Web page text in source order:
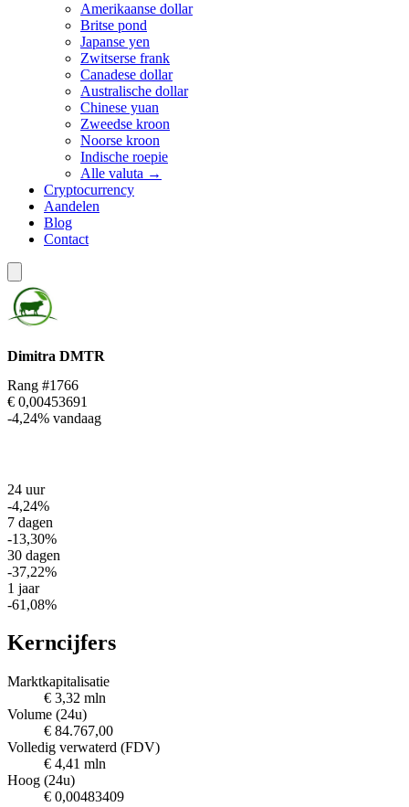
Amerikaanse dollar
Britse pond
Japanse yen
Zwitserse frank
Canadese dollar
Australische dollar
Chinese yuan
Zweedse kroon
Noorse kroon
Indische roepie
Alle valuta →
Cryptocurrency
Aandelen
Blog
Contact
Dimitra DMTR
Rang #1766
€ 0,00453691
-4,24% vandaag
24 uur
-4,24%
7 dagen
-13,30%
30 dagen
-37,22%
1 jaar
-61,08%
Kerncijfers
Marktkapitalisatie
€ 3,32 mln
Volume (24u)
€ 84.767,00
Volledig verwaterd (FDV)
€ 4,41 mln
Hoog (24u)
€ 0,00483409